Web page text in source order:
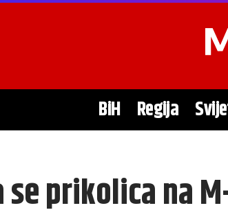
BiH Regija
prikolica na